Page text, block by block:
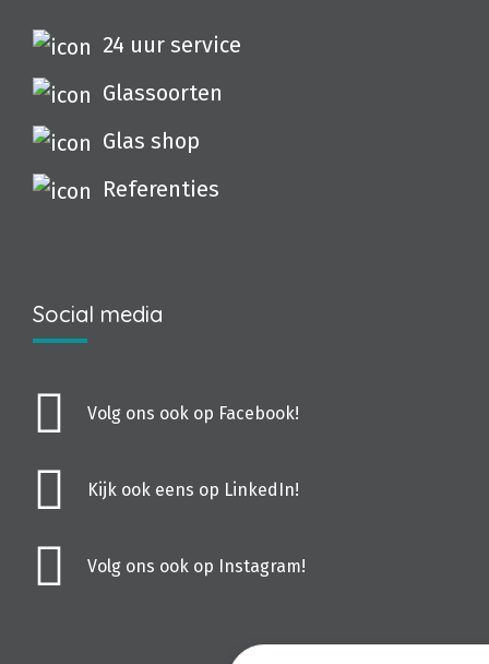
24 uur service
Glassoorten
Glas shop
Referenties
Social media
Volg ons ook op Facebook!
Kijk ook eens op LinkedIn!
Volg ons ook op Instagram!